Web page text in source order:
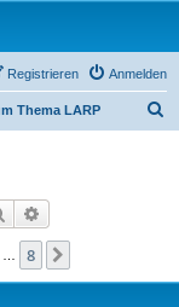
Anmelden
Registrieren
Thema LARP
Suche
8